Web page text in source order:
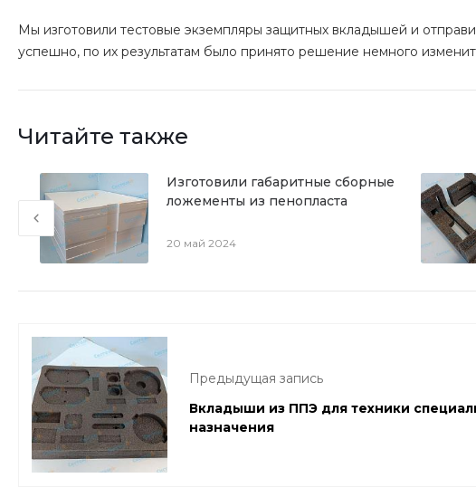
Мы изготовили тестовые экземпляры защитных вкладышей и
успешно, по их результатам было принято решение немного
Читайте также
Изготовили габаритные сборные
ложементы из пенопласта
20 май 2024
Предыдущая запись
Вкладыши из ППЭ для техники
назначения